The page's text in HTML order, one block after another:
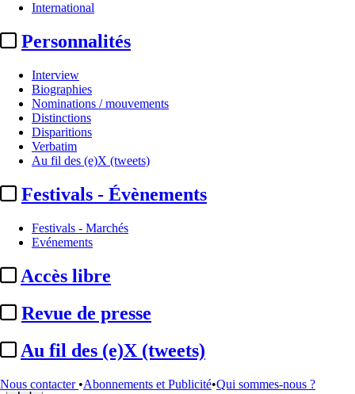
International
Personnalités
Interview
Biographies
Nominations / mouvements
Distinctions
Disparitions
Verbatim
Au fil des (e)X (tweets)
Festivals - Évènements
Festivals - Marchés
Evénements
Accès libre
Revue de presse
Au fil des (e)X (tweets)
Nous contacter •Abonnements et Publicité•Qui sommes-nous ?
Superights :
pour « Miffy » et « Underdog »
ParDamien Choppin
Actualité n° 349804|Publié le 16 juin 2026 18:35